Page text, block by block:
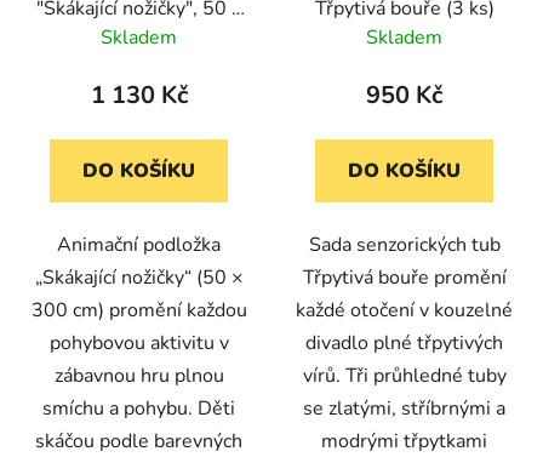
"Skákající nožičky", 50 x
300 cm
Skladem
1 130 Kč
DO KOŠÍKU
Animační podložka
„Skákající nožičky“ (50 ×
300 cm) promění každou
pohybovou aktivitu v
zábavnou hru plnou
smíchu a pohybu. Děti
skáčou podle barevných
Třpytivá bouře (3 ks)
Skladem
950 Kč
DO KOŠÍKU
Sada senzorických tub
Třpytivá bouře promění
každé otočení v kouzelné
divadlo plné třpytivých
vírů. Tři průhledné tuby
se zlatými, stříbrnými a
modrými třpytkami